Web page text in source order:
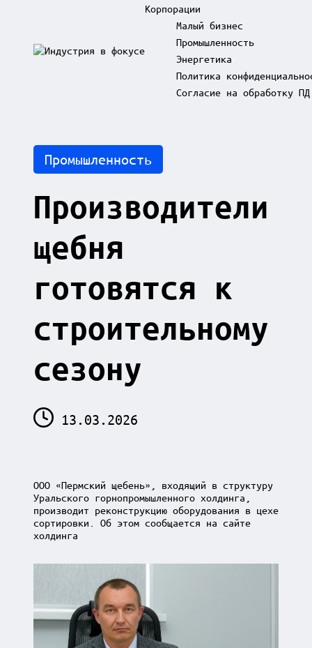
р
я
о
у
с
Корпорации
Малый бизнес
Промышленность
Энергетика
Политика
Согласие на обработку ПД
Posted
in
Промышленность
Производители
щебня
готовятся к
строительному
сезону
13.03.2026
ООО «Пермский щебень», входящий в структуру
Уральского горнопромышленного холдинга,
производит реконструкцию оборудования в цехе
сортировки. Об этом сообщается на сайте
холдинга